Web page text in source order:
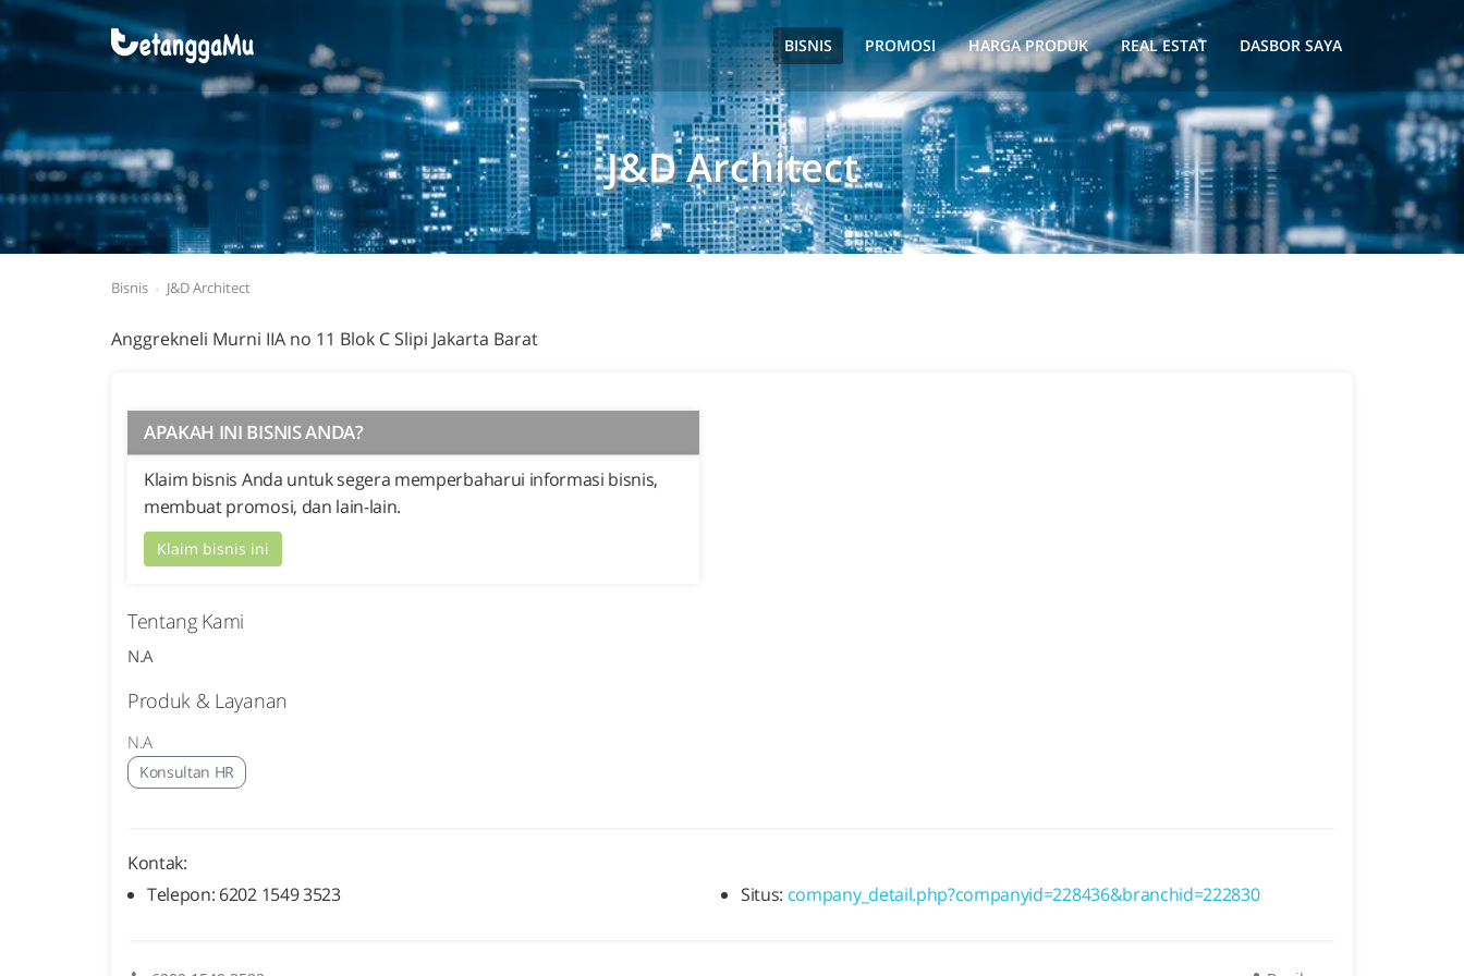
BISNIS PROMOSI HARGA PRODUK REAL ESTAT DASBOR SAYA
J&D Architect
Bisnis J&D Architect
Anggrekneli Murni IIA no 11 Blok C Slipi Jakarta Barat
APAKAH INI BISNIS ANDA?
Klaim bisnis Anda untuk segera memperbaharui informasi bisnis,
membuat promosi, dan lain-lain.
Klaim bisnis ini
Tentang Kami
N.A
Produk & Layanan
N.A
Konsultan HR
Kontak:
Telepon: 6202 1549 3523
Situs: company_detail.php?companyid=228436&branchid=222830